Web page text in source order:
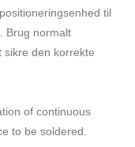
til
Brug normalt
sikre den korrekte
of continuous
to be soldered.